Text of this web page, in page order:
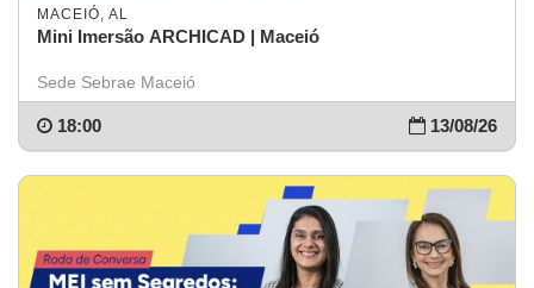
MACEIÓ, AL
Mini Imersão ARCHICAD | Maceió
Sede Sebrae Maceió
13/08/26
18:00